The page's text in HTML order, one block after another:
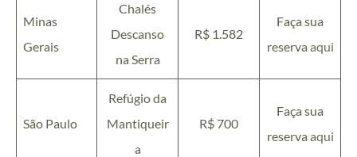
Minas
Gerais
Chalés
Descanso
na Serra
R$ 1.582
Faça sua
reserva aqui
São Paulo
Refúgio da
Mantiqueir
a
R$ 700
Faça sua
reserva aqui